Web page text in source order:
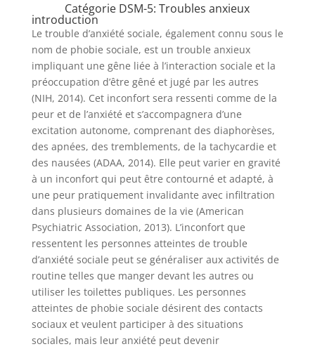
Catégorie DSM-5: Troubles anxieux
introduction
Le trouble d’anxiété sociale, également connu sous le
nom de phobie sociale, est un trouble anxieux
impliquant une gêne liée à l’interaction sociale et la
préoccupation d’être gêné et jugé par les autres
(NIH, 2014). Cet inconfort sera ressenti comme de la
peur et de l’anxiété et s’accompagnera d’une
excitation autonome, comprenant des diaphorèses,
des apnées, des tremblements, de la tachycardie et
des nausées (ADAA, 2014). Elle peut varier en gravité
à un inconfort qui peut être contourné et adapté, à
une peur pratiquement invalidante avec infiltration
dans plusieurs domaines de la vie (American
Psychiatric Association, 2013). L’inconfort que
ressentent les personnes atteintes de trouble
d’anxiété sociale peut se généraliser aux activités de
routine telles que manger devant les autres ou
utiliser les toilettes publiques. Les personnes
atteintes de phobie sociale désirent des contacts
sociaux et veulent participer à des situations
sociales, mais leur anxiété peut devenir